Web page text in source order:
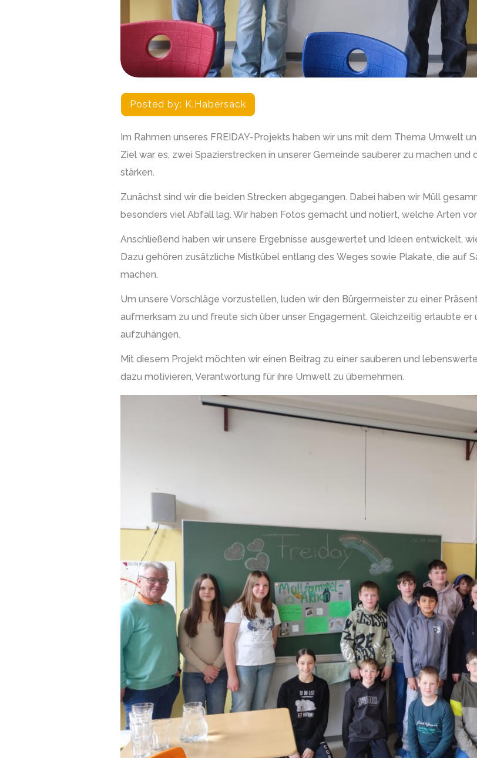
Posted by: K.habersack
Im Rahmen unseres FREIDAY-Projekts haben wir uns mit dem Thema Umwelt
Ziel war es, zwei Spazierstrecken in unserer Gemeinde sauberer zu machen
stärken.
Zunächst sind wir die beiden Strecken abgegangen. Dabei haben wir Müll
besonders viel Abfall lag. Wir haben Fotos gemacht und notiert, welche Arten
Anschließend haben wir unsere Ergebnisse ausgewertet und Ideen entwickelt,
Dazu gehören zusätzliche Mistkübel entlang des Weges sowie Plakate, die auf
machen.
Um unsere Vorschläge vorzustellen, luden wir den Bürgermeister zu einer
aufmerksam zu und freute sich über unser Engagement. Gleichzeitig erlaubte
aufzuhängen.
Mit diesem Projekt möchten wir einen Beitrag zu einer sauberen und
dazu motivieren, Verantwortung für ihre Umwelt zu übernehmen.